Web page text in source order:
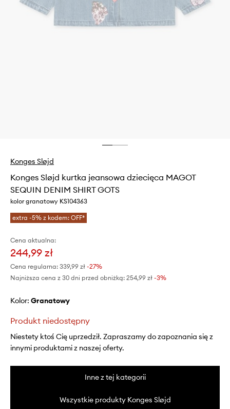
Konges Sløjd
Konges Sløjd kurtka jeansowa dziecięca MAGOT
SEQUIN DENIM SHIRT GOTS
kolor granatowy KS104363
extra -5% z kodem: OFF*
Cena aktualna:
244,99 zł
Cena regularna: 339,99 zł -27%
Najniższa cena z 30 dni przed obniżką: 254,99 zł -3%
Kolor: granatowy
Produkt niedostępny
Niestety ktoś Cię uprzedził. Zapraszamy do zapoznania się z
innymi produktami z naszej oferty.
Inne z tej kategorii
Wszystkie produkty Konges Sløjd